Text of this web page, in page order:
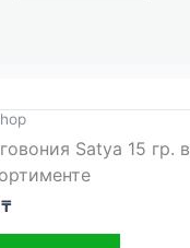
Satya 15 гр. в
₸